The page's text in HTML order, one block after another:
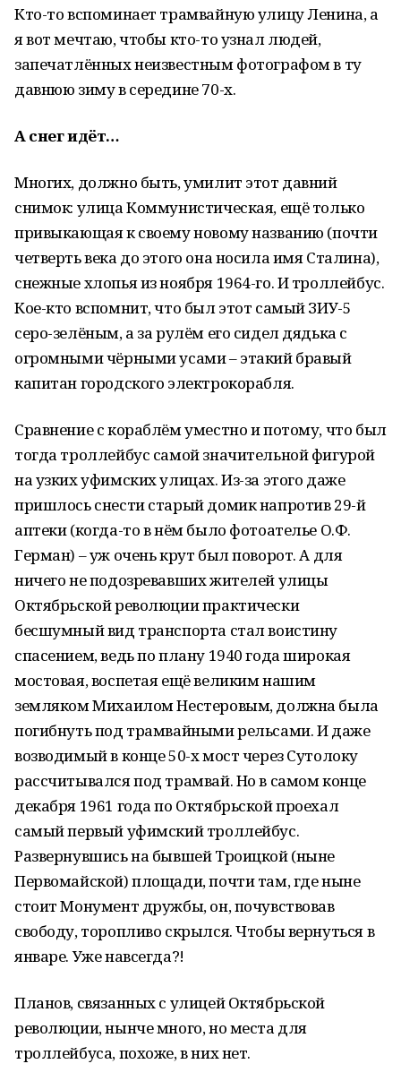
Кто-то вспоминает трамвайную улицу Ленина, а
я вот мечтаю, чтобы кто-то узнал людей,
запечатлённых неизвестным фотографом в ту
давнюю зиму в середине 70-х.
А снег идёт…
Многих, должно быть, умилит этот давний
снимок: улица Коммунистическая, ещё только
привыкающая к своему новому названию (почти
четверть века до этого она носила имя Сталина),
снежные хлопья из ноября 1964-го. И троллейбус.
Кое-кто вспомнит, что был этот самый ЗИУ-5
серо-зелёным, а за рулём его сидел дядька с
огромными чёрными усами – этакий бравый
капитан городского электрокорабля.
Сравнение с кораблём уместно и потому, что был
тогда троллейбус самой значительной фигурой
на узких уфимских улицах. Из-за этого даже
пришлось снести старый домик напротив 29-й
аптеки (когда-то в нём было фотоателье О.Ф.
Герман) – уж очень крут был поворот. А для
ничего не подозревавших жителей улицы
Октябрьской революции практически
бесшумный вид транспорта стал воистину
спасением, ведь по плану 1940 года широкая
мостовая, воспетая ещё великим нашим
земляком Михаилом Нестеровым, должна была
погибнуть под трамвайными рельсами. И даже
возводимый в конце 50-х мост через Сутолоку
рассчитывался под трамвай. Но в самом конце
декабря 1961 года по Октябрьской проехал
самый первый уфимский троллейбус.
Развернувшись на бывшей Троицкой (ныне
Первомайской) площади, почти там, где ныне
стоит Монумент дружбы, он, почувствовав
свободу, торопливо скрылся. Чтобы вернуться в
январе. Уже навсегда?!
Планов, связанных с улицей Октябрьской
революции, нынче много, но места для
троллейбуса, похоже, в них нет.